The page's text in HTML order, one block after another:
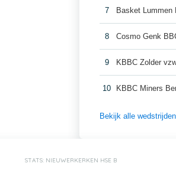
7 Basket Lummen
8 Cosmo Genk
9 KBBC Zolder
10 KBBC Miners
Bekijk alle
STATS: NIEUWERKERKEN HSE B